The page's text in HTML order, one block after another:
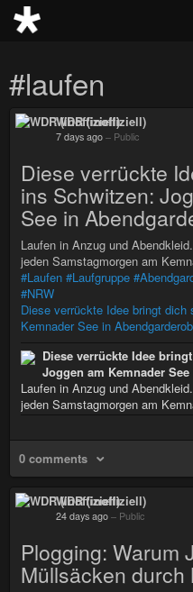
#laufen
WDR (inoffiziell)
7 days ago – Public
Diese verrückte
ins Schwitzen:
See in
Laufen in Anzug und
jeden Samstagmorgen am
#Laufen #Laufgruppe
#NRW
Diese verrückte Idee bringt
Kemnader See in
Diese verrückte Idee
Joggen am Kemnader
Laufen in Anzug und
jeden Samstagmorgen am
0 comments
WDR (inoffiziell)
24 days ago – Public
Plogging: Warum
Müllsäcken